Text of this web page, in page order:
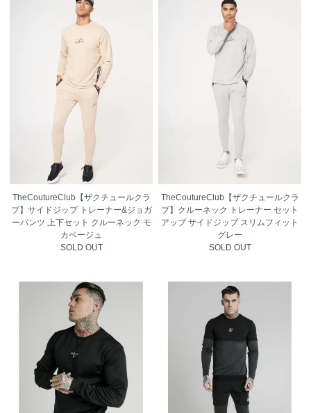
TheCoutureClub【ザクチュールクラ
ブ】サイドジップ トレーナー&ジョガ
ーパンツ 上下セット クルーネック モ
カベージュ
SOLD OUT
TheCoutureClub【ザクチュールクラ
ブ】クルーネック トレーナー セット
アップ サイドジップ スリムフィット
グレー
SOLD OUT